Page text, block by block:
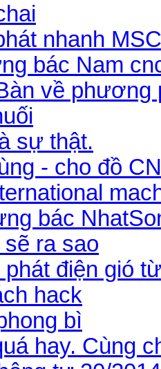
nhanh MSC
bác Nam
về phương
sự thật.
- cho đồ
bác
ra sao
phát điện gió
hack
bì
hay. Cùng